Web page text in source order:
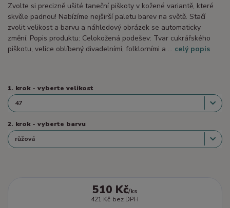
Zvolte si precizně ušité taneční piškoty v kožené variantě, které
skvěle padnou! Nabízíme nejširší paletu barev na světě. Stačí
zvolit velikost a barvu a náhledový obrázek se automaticky
změní. Popis produktu: Celokožená podešev: Tvar cukrářského
piškotu, velice oblíbený divadelními, folklorními a ... celý popis
1. krok - vyberte velikost
2. krok - vyberte barvu
510 Kč/ks
421 Kč bez DPH